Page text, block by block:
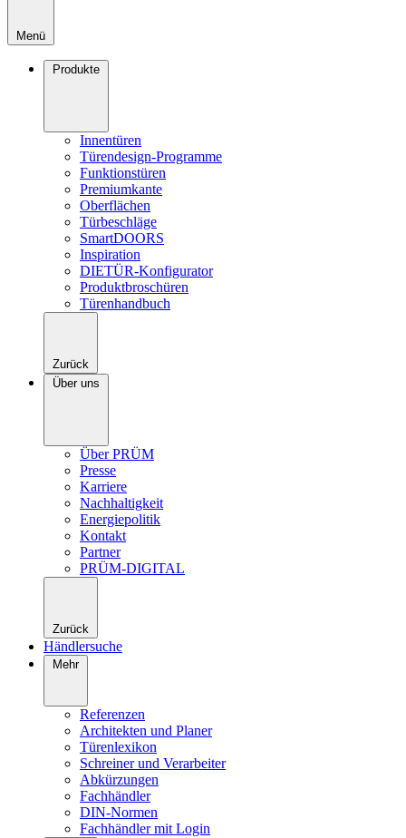
Menü
Produkte
Innentüren
Türendesign-Programme
Funktionstüren
Premiumkante
Oberflächen
Türbeschläge
SmartDOORS
Inspiration
DIETÜR-Konfigurator
Produktbroschüren
Türenhandbuch
Zurück
Über uns
Über PRÜM
Presse
Karriere
Nachhaltigkeit
Energiepolitik
Kontakt
Partner
PRÜM-DIGITAL
Zurück
Händlersuche
Mehr
Referenzen
Architekten und Planer
Türenlexikon
Schreiner und Verarbeiter
Abkürzungen
Fachhändler
DIN-Normen
Fachhändler mit Login